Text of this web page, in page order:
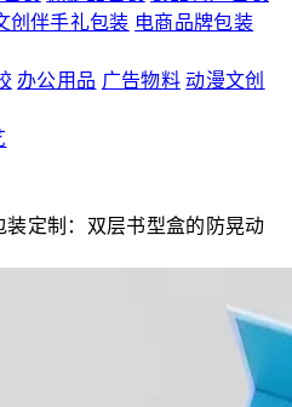
创伴手礼包装 电商品牌包装
办公用品 广告物料 动漫文创
装定制：双层书型盒的防晃动